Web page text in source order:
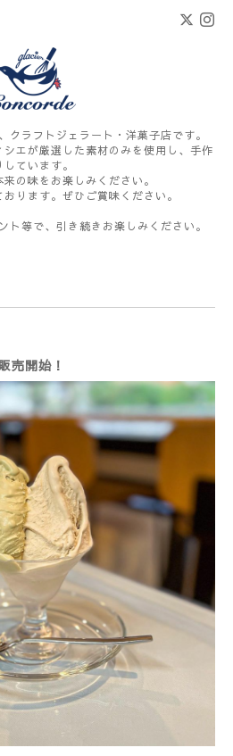
クラフトジェラート・洋菓子店です。
エが厳選した素材のみを使用し、手作
しています。
の味をお楽しみください。
ります。ぜひご賞味ください。
ト等で、引き続きお楽しみください。
売開始！